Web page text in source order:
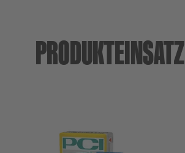
PRODUKTEINSATZ